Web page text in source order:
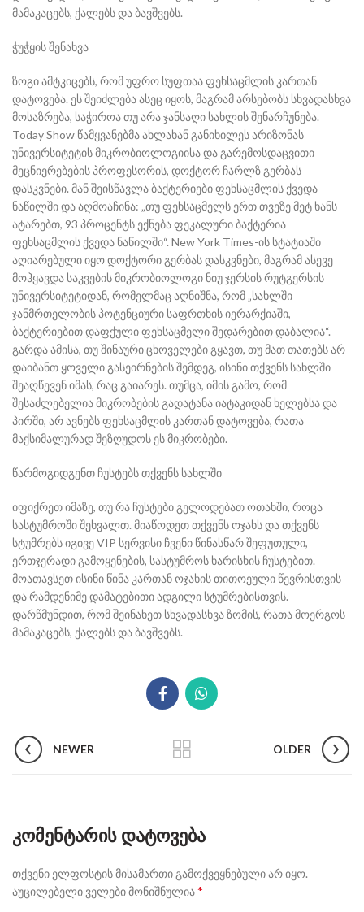
მამაკაცებს, ქალებს და ბავშვებს.
ჭუჭყის შენახვა
ზოგი ამტკიცებს, რომ უფრო სუფთაა ფეხსაცმლის კართან
დატოვება. ეს შეიძლება ასეც იყოს, მაგრამ არსებობს სხვადასხვა
მოსაზრება, საჭიროა თუ არა ჯანსაღი სახლის შენარჩუნება.
Today Show წამყვანებმა ახლახან განიხილეს არიზონას
უნივერსიტეტის მიკრობიოლოგიისა და გარემოსდაცვითი
მეცნიერებების პროფესორის, დოქტორ ჩარლზ გერბას
დასკვნები. მან შეისწავლა ბაქტერიები ფეხსაცმლის ქვედა
ნაწილში და აღმოაჩინა: „თუ ფეხსაცმელს ერთ თვეზე მეტ ხანს
ატარებთ, 93 პროცენტს ექნება ფეკალური ბაქტერია
ფეხსაცმლის ქვედა ნაწილში“. New York Times-ის სტატიაში
აღიარებული იყო დოქტორი გერბას დასკვნები, მაგრამ ასევე
მოჰყავდა საკვების მიკრობიოლოგი ნიუ ჯერსის რუტგერსის
უნივერსიტეტიდან, რომელმაც აღნიშნა, რომ „სახლში
ჯანმრთელობის პოტენციური საფრთხის იერარქიაში,
ბაქტერიებით დაფქული ფეხსაცმელი შედარებით დაბალია“.
გარდა ამისა, თუ შინაური ცხოველები გყავთ, თუ მათ თათებს არ
დაიბანთ ყოველი გასეირნების შემდეგ, ისინი თქვენს სახლში
შეაღწევენ იმას, რაც გაიარეს. თუმცა, იმის გამო, რომ
შესაძლებელია მიკრობების გადატანა იატაკიდან ხელებსა და
პირში, არ ავნებს ფეხსაცმლის კართან დატოვება, რათა
მაქსიმალურად შეზღუდოს ეს მიკრობები.
წარმოგიდგენთ ჩუსტებს თქვენს სახლში
იფიქრეთ იმაზე, თუ რა ჩუსტები გელოდებათ ოთახში, როცა
სასტუმროში შეხვალთ. მიაწოდეთ თქვენს ოჯახს და თქვენს
სტუმრებს იგივე VIP სერვისი ჩვენი წინასწარ შეფუთული,
ერთჯერადი გამოყენების, სასტუმროს ხარისხის ჩუსტებით.
მოათავსეთ ისინი წინა კართან ოჯახის თითოეული წევრისთვის
და რამდენიმე დამატებითი ადგილი სტუმრებისთვის.
დარწმუნდით, რომ შეინახეთ სხვადასხვა ზომის, რათა მოერგოს
მამაკაცებს, ქალებს და ბავშვებს.
NEWER OLDER
ᲙᲝᲛᲔᲜᲢᲐᲠᲘᲡ ᲓᲐᲢᲝᲕᲔᲑᲐ
თქვენი ელფოსტის მისამართი გამოქვეყნებული არ იყო.
აუცილებელი ველები მონიშნულია*